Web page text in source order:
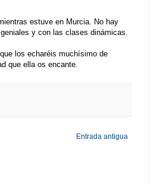
estuve en Murcia. No hay
y con las clases dinámicas.
los echaréis muchísimo de
que ella os encante.
Entrada antigua